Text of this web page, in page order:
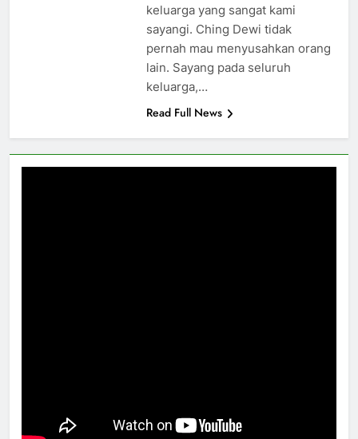
keluarga yang sangat kami
sayangi. Ching Dewi tidak
pernah mau menyusahkan orang
lain. Sayang pada seluruh
keluarga,…
Read Full News